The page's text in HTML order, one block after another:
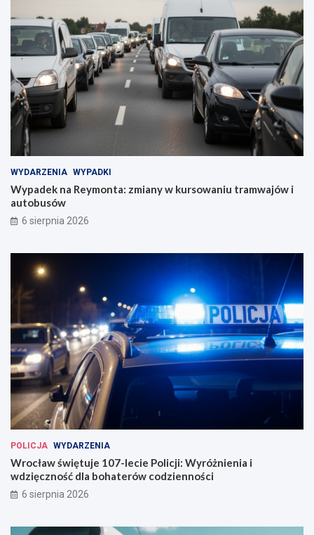
WYDARZENIA WYPADKI
Wypadek na Reymonta: zmiany w kursowaniu tramwajów i
autobusów
6 sierpnia 2026
POLICJA WYDARZENIA
Wrocław świętuje 107-lecie Policji: Wyróżnienia i
wdzięczność dla bohaterów codzienności
6 sierpnia 2026